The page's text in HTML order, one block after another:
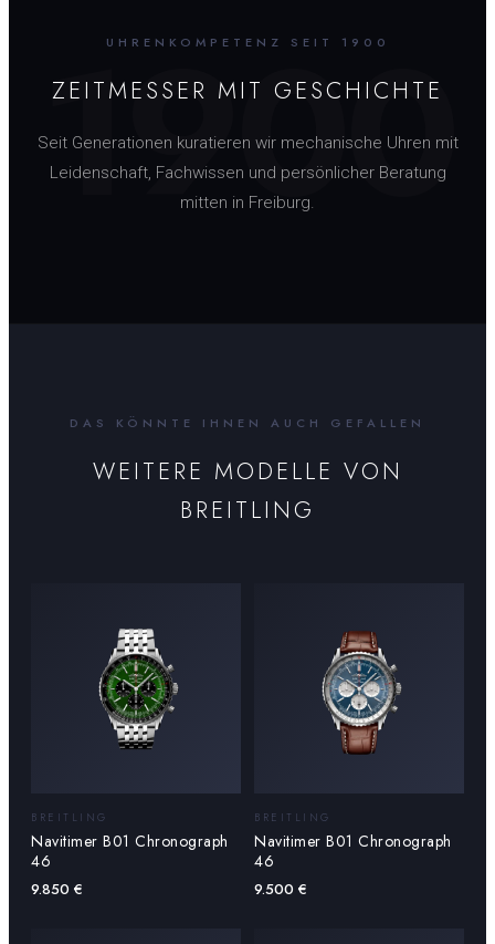
1900
UHRENKOMPETENZ SEIT 1900
ZEITMESSER MIT GESCHICHTE
Seit Generationen kuratieren wir mechanische Uhren mit
Leidenschaft, Fachwissen und persönlicher Beratung
mitten in Freiburg.
DAS KÖNNTE IHNEN AUCH GEFALLEN
WEITERE MODELLE VON
BREITLING
BREITLING
Navitimer B01 Chronograph
46
9.850 €
BREITLING
Navitimer B01 Chronograph
46
9.500 €